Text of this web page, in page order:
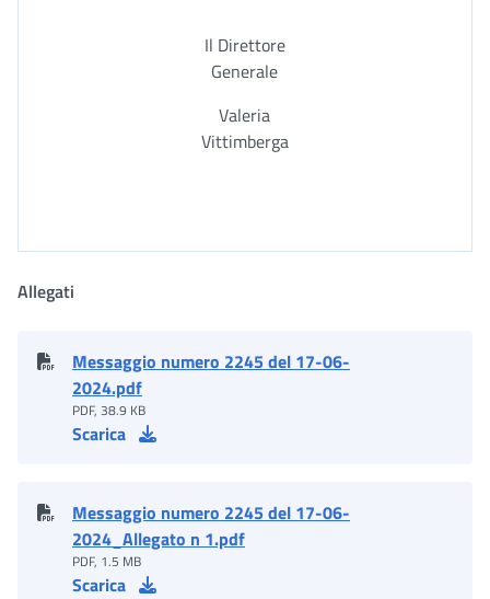
Il Direttore
Generale
Valeria
Vittimberga
Allegati
Messaggio numero 2245 del 17-06-
2024.pdf
PDF, 38.9 KB
Scarica
Messaggio numero 2245 del 17-06-
2024_Allegato n 1.pdf
PDF, 1.5 MB
Scarica